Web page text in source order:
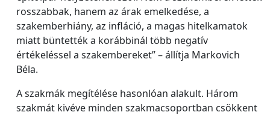
rosszabbak, hanem az árak emelkedése, a
szakemberhiány, az infláció, a magas hitelkamatok
miatt büntették a korábbinál több negatív
értékeléssel a szakembereket” – állítja Markovich
Béla.
A szakmák megítélése hasonlóan alakult. Három
szakmát kivéve minden szakmacsoportban csökkent